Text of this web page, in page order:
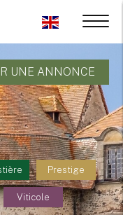
UNE ANNONCE
Prestige
Viticole